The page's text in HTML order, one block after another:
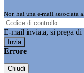
Non hai una e-mail associata
E-mail inviata, si prega di
Errore
Chiudi